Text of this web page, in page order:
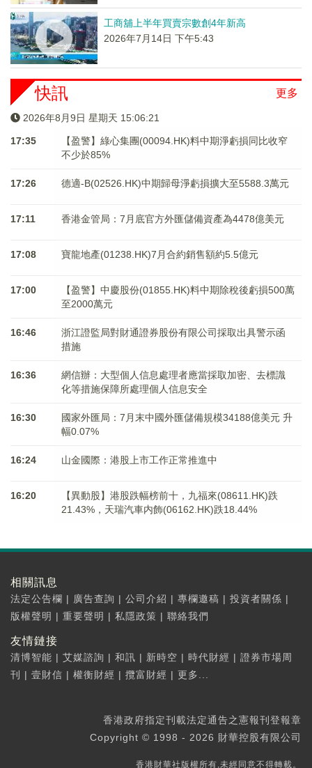
工商舖上半年買賣宗數創4年新高
2026年7月14日 下午5:43
更多
快訊
2026年8月9日 星期天 15:06:21
17:35
【盈警】綠心集團(00094.HK)料中期淨虧損同比收窄
不少於85%
17:26 德適-B(02526.HK)中期歸母淨虧損擴大至5588.3萬元
17:11 香港金管局：7月底官方外匯儲備資產為4478億美元
17:08 寶龍地產(01238.HK)7月合約銷售額約5.5億元
17:00
【盈警】中慶股份(01855.HK)料中期除稅後虧損500萬
至2000萬元
16:46
浙江證監局對財通證券股份有限公司採取出具警示函
措施
16:36
網信辦：大型個人信息處理者應當採取加密、去標識
化等措施保障所處理個人信息安全
16:30
國家外匯局：7月末中國外匯儲備規模34188億美元 升
幅0.07%
16:24 山金國際：港股上市工作正常推進中
16:20
【異動股】港股跌幅榜前十，九福來(08611.HK)跌
21.43%，天瑞汽車内飾(06162.HK)跌18.44%
相關訊息
法定公告欄 | 廣告查詢 | 公司介紹 | 專欄邀稿 | 投資者關係 |
版權聲明 | 重要聲明 | 私隱政策 | 聯絡我們
友情鏈接
清博智能 | 艾媒諮詢 | 和訊 | 新時空 | 時代財經 | 證券市場周
刊
| 壹財信 | 權衡財經 | 攬富財經 | 更多...
香港政府指定刊載法定通告之憲報刊登報章
Copyright © 1998 - 2026 財華控股有限公司
香港財華社版權所有,未經同意不得轉載。